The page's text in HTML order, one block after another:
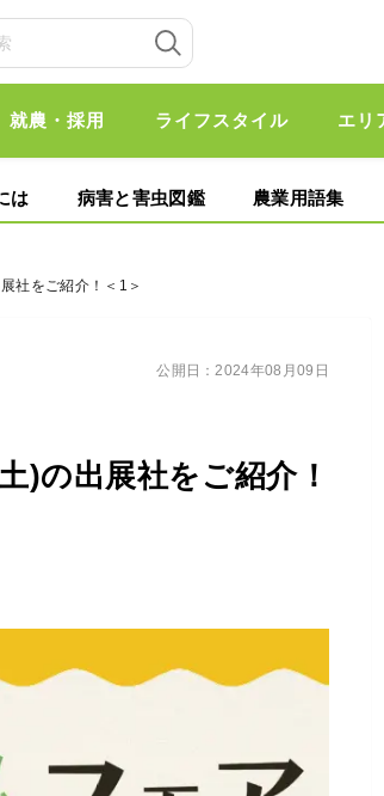
就農・採用 ライフスタイル エリ
は 病害と害虫図鑑 農業用語集
社をご紹介！＜1＞
)の出展社をご紹介！
公開日：2024年08月09日